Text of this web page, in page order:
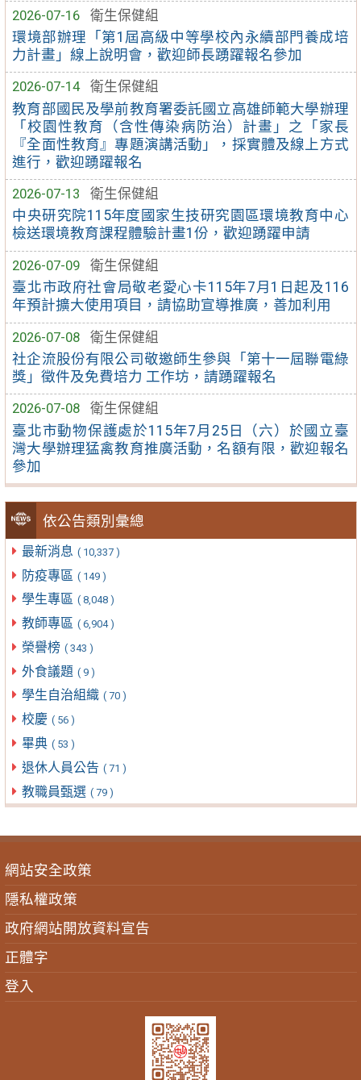
2026-07-16
衛生保健組
環境部辦理「第1屆高級中等學校內永續部門養成培
力計畫」線上說明會，歡迎師長踴躍報名參加
2026-07-14
衛生保健組
教育部國民及學前教育署委託國立高雄師範大學辦理
「校園性教育（含性傳染病防治）計畫」之「家長
『全面性教育』專題演講活動」，採實體及線上方式
進行，歡迎踴躍報名
2026-07-13
衛生保健組
中央研究院115年度國家生技研究園區環境教育中心
檢送環境教育課程體驗計畫1份，歡迎踴躍申請
2026-07-09
衛生保健組
臺北市政府社會局敬老愛心卡115年7月1日起及116
年預計擴大使用項目，請協助宣導推廣，善加利用
2026-07-08
衛生保健組
社企流股份有限公司敬邀師生參與「第十一屆聯電綠
獎」徵件及免費培力 工作坊，請踴躍報名
2026-07-08
衛生保健組
臺北市動物保護處於115年7月25日（六）於國立臺
灣大學辦理猛禽教育推廣活動，名額有限，歡迎報名
參加
依公告類別彙總
最新消息 ( 10,337 )
防疫專區 ( 149 )
學生專區 ( 8,048 )
教師專區 ( 6,904 )
榮譽榜 ( 343 )
外食議題 ( 9 )
學生自治組織 ( 70 )
校慶 ( 56 )
畢典 ( 53 )
退休人員公告 ( 71 )
教職員甄選 ( 79 )
網站安全政策
隱私權政策
政府網站開放資料宣告
正體字
登入